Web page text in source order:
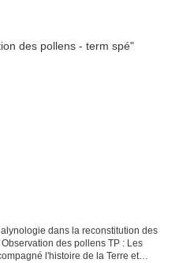
dans la reconstitution des
des pollens TP : Les
l'histoire de la Terre et